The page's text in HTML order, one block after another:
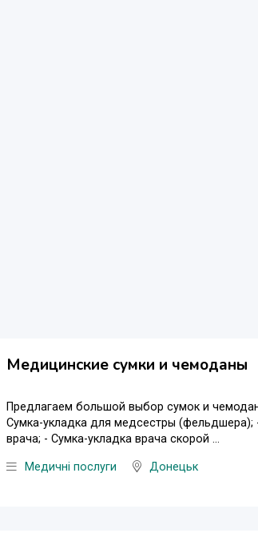
Медицинские сумки и чемоданы
Предлагаем большой выбор сумок и
Сумка-укладка для медсестры (фельдшера);
врача; - Сумка-укладка врача скорой ...
Медичні послуги Донецьк